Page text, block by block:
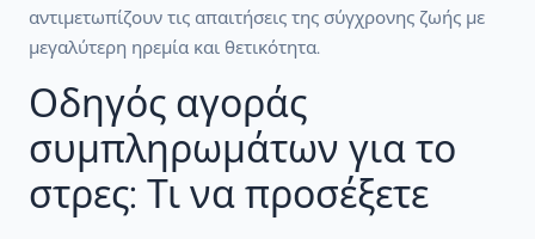
αντιμετωπίζουν τις απαιτήσεις της σύγχρονης ζωής με
μεγαλύτερη ηρεμία και θετικότητα.
Οδηγός αγοράς
συμπληρωμάτων για το
στρες: Τι να προσέξετε